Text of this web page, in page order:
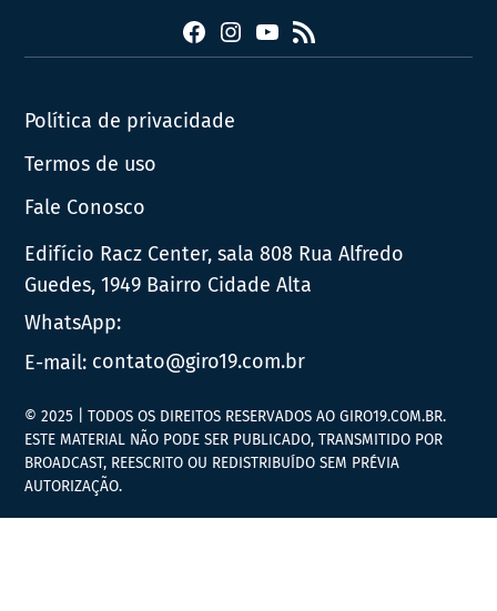
FacebookInstagram
YouTube
RSS
Política de privacidade
Termos de uso
Fale Conosco
Edifício Racz Center, sala 808 Rua Alfredo
Guedes, 1949 Bairro Cidade Alta
WhatsApp:
E-mail: contato@giro19.com.br
© 2025 | TODOS OS DIREITOS RESERVADOS AO GIRO19.COM.BR.
ESTE MATERIAL NÃO PODE SER PUBLICADO, TRANSMITIDO POR
BROADCAST, REESCRITO OU REDISTRIBUÍDO SEM PRÉVIA
AUTORIZAÇÃO.